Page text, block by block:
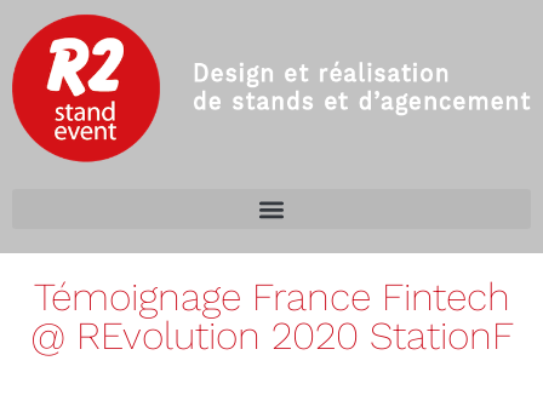
Témoignage France Fintech
@ REvolution 2020 StationF